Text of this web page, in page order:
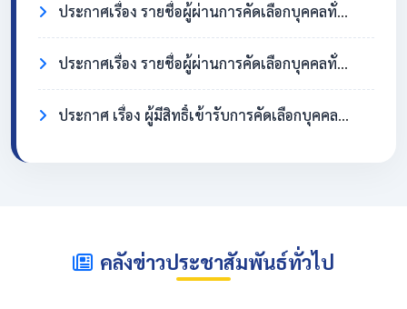
ประกาศเรื่อง รายชื่อผู้ผ่านการคัดเลือกบุคคลทั่วไปเพื่อจ้างเป็นลูกจ้างชั่วคราว ตำแหน่งครูอัตราจ้าง วิชาเอกภาษาอังกฤษ
ประกาศเรื่อง รายชื่อผู้ผ่านการคัดเลือกบุคคลทั่วไปเพื่อจ้างเป็นลูกจ้างชั่วคราว ตำแหน่ง แม่บ้าน/นักการภารโรง
ประกาศ เรื่อง ผู้มีสิทธิ์เข้ารับการคัดเลือกบุคคลทั่วไปเพื่อจ้างเป็นลูกจ้างชั่วคราว ตำแหน่งครูอัตราจ้าง วิชาเอกภาษาอังกฤษ
คลังข่าวประชาสัมพันธ์ทั่วไป